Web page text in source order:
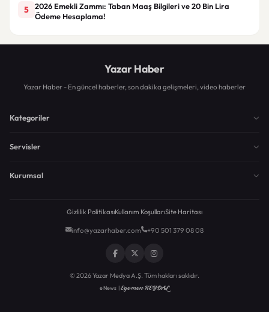
5
2026 Emekli Zammı: Taban Maaş Bilgileri ve 20 Bin Lira
Ödeme Hesaplama!
Yazar Haber
Yazar Haber - En güncel haberler, son dakika gelişmeleri, video haberler
Kategoriler
Servisler
Kurumsal
Gizlilik PolitikasıKullanım KoşullarıSite Haritası
info@yazarhaber.com +90 501 379 08 08
© 2026 Yazar Medya A.Ş. Tüm hakları saklıdır.
eNews |Egemen KEYDAL